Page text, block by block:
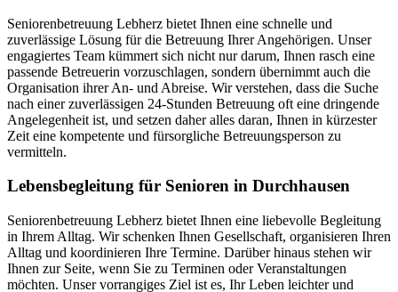
Seniorenbetreuung Lebherz bietet Ihnen eine schnelle und
zuverlässige Lösung für die Betreuung Ihrer Angehörigen. Unser
engagiertes Team kümmert sich nicht nur darum, Ihnen rasch eine
passende Betreuerin vorzuschlagen, sondern übernimmt auch die
Organisation ihrer An- und Abreise. Wir verstehen, dass die Suche
nach einer zuverlässigen 24-Stunden Betreuung oft eine dringende
Angelegenheit ist, und setzen daher alles daran, Ihnen in kürzester
Zeit eine kompetente und fürsorgliche Betreuungsperson zu
vermitteln.
Lebensbegleitung für Senioren in Durchhausen
Seniorenbetreuung Lebherz bietet Ihnen eine liebevolle Begleitung
in Ihrem Alltag. Wir schenken Ihnen Gesellschaft, organisieren Ihren
Alltag und koordinieren Ihre Termine. Darüber hinaus stehen wir
Ihnen zur Seite, wenn Sie zu Terminen oder Veranstaltungen
möchten. Unser vorrangiges Ziel ist es, Ihr Leben leichter und